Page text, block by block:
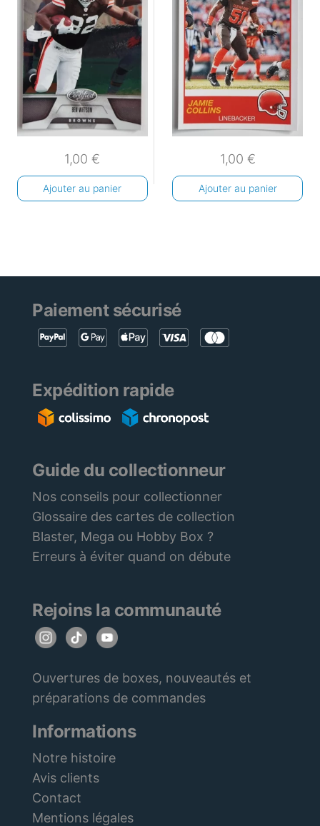
1,00€
Ajouter au panier
1,00 €
Ajouter au panier
Paiement sécurisé
Expédition rapide
Guide du collectionneur
Nos conseils pour collectionner
Glossaire des cartes de collection
Blaster, Mega ou Hobby Box ?
Erreurs à éviter quand on débute
Rejoins la communauté
Ouvertures de boxes, nouveautés et
préparations de commandes
Informations
Notre histoire
Avis clients
Contact
Mentions légales